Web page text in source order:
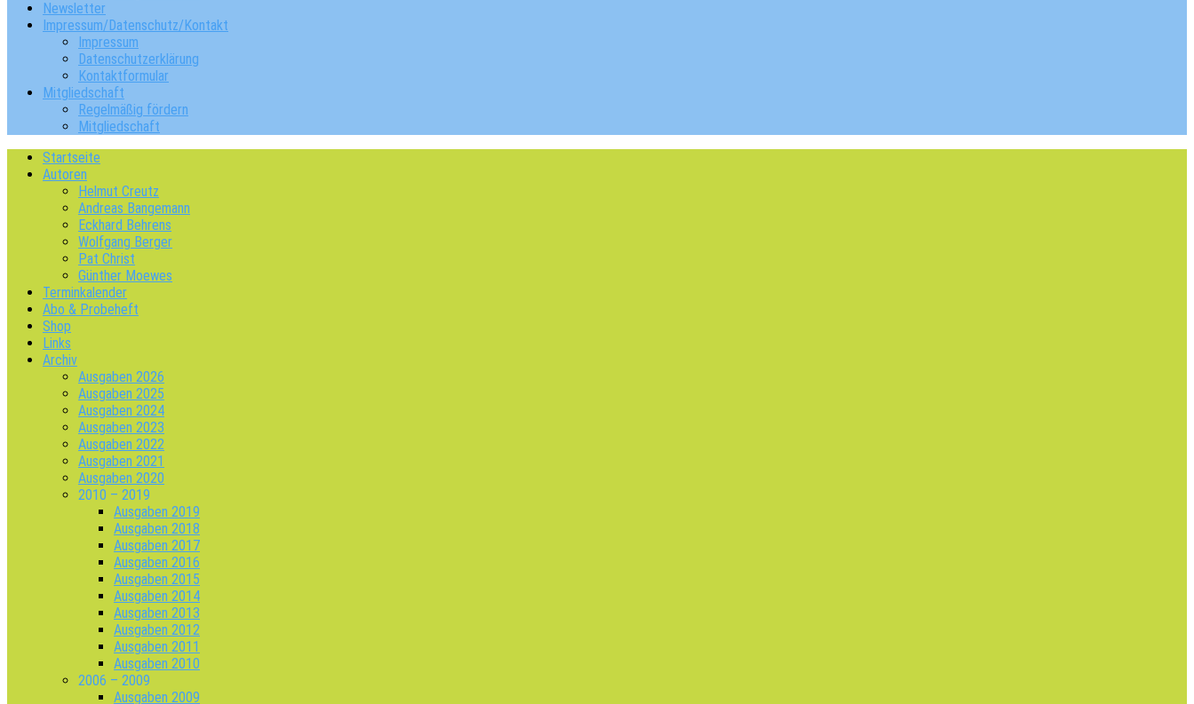
Newsletter
Impressum/Datenschutz/Kontakt
Impressum
Datenschutzerklärung
Kontaktformular
Mitgliedschaft
Regelmäßig fördern
Mitgliedschaft
Startseite
Autoren
Helmut Creutz
Andreas Bangemann
Eckhard Behrens
Wolfgang Berger
Pat Christ
Günther Moewes
Terminkalender
Abo & Probeheft
Shop
Links
Archiv
Ausgaben 2026
Ausgaben 2025
Ausgaben 2024
Ausgaben 2023
Ausgaben 2022
Ausgaben 2021
Ausgaben 2020
2010 – 2019
Ausgaben 2019
Ausgaben 2018
Ausgaben 2017
Ausgaben 2016
Ausgaben 2015
Ausgaben 2014
Ausgaben 2013
Ausgaben 2012
Ausgaben 2011
Ausgaben 2010
2006 – 2009
Ausgaben 2009